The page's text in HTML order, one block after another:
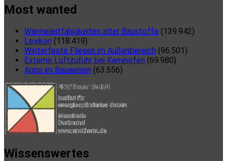
Most wanted
Wärmeleitfähigkeiten alter Baustoffe (139.942)
Lexikon (118.419)
Winterfeste Fliesen im Außenbereich (96.501)
Externe Luftzufuhr bei Kaminöfen (69.980)
Apps im Bauwesen (63.556)
Wissenswertes